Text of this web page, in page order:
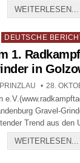
WEITERLESEN...
Posted in
DEUTSCHE
1.
in
28.
Gravel-
Trend aus
WEITERLESEN...